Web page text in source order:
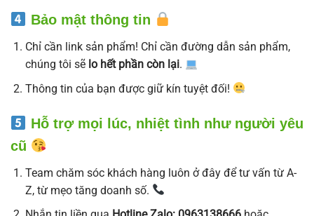
Bảo mật thông tin
Chỉ cần link sản phẩm! Chỉ cần đường dẫn sản phẩm,
chúng tôi sẽ lo hết phần còn lại.
Thông tin của bạn được giữ kín tuyệt đối!
Hỗ trợ mọi lúc, nhiệt tình như người yêu
cũ
Team chăm sóc khách hàng luôn ở đây để tư vấn từ A-
Z, từ mẹo tăng doanh số.